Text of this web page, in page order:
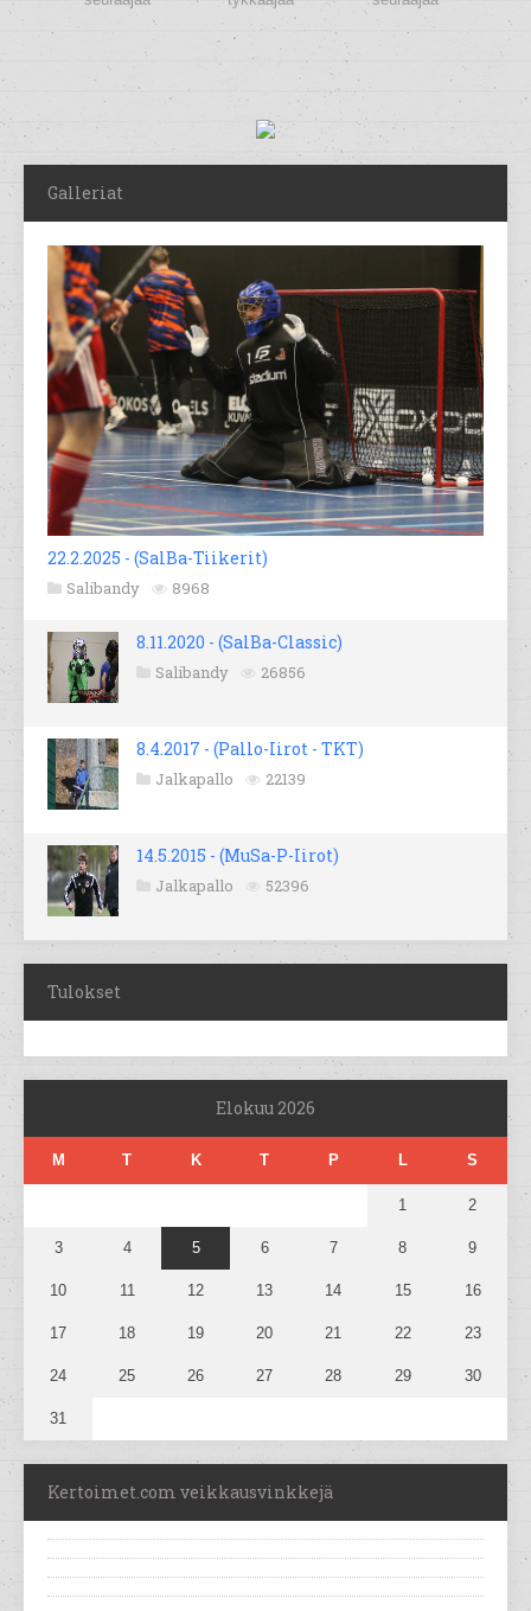
Galleriat
22.2.2025 - (SalBa-Tiikerit)
Salibandy 8968
8.11.2020 - (SalBa-Classic)
Salibandy 26856
8.4.2017 - (Pallo-Iirot - TKT)
Jalkapallo 22139
14.5.2015 - (MuSa-P-Iirot)
Jalkapallo 52396
Tulokset
Elokuu 2026
M T K T P L S
1 2
3 4 5 6 7 8 9
10 11 12 13 14 15 16
17 18 19 20 21 22 23
24 25 26 27 28 29 30
31
Kertoimet.com veikkausvinkkejä